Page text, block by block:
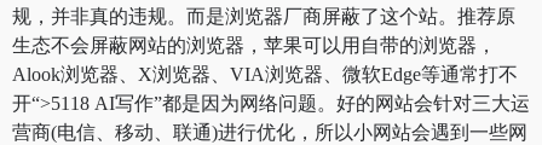
规，并非真的违规。而是浏览器厂商屏蔽了这个站。推荐原
生态不会屏蔽网站的浏览器，苹果可以用自带的浏览器，
Alook浏览器、X浏览器、VIA浏览器、微软Edge等通常打不
开“>5118 AI写作”都是因为网络问题。好的网站会针对三大运
营商(电信、移动、联通)进行优化，所以小网站会遇到一些网